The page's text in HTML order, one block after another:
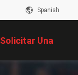
Spanish
Solicitar Una